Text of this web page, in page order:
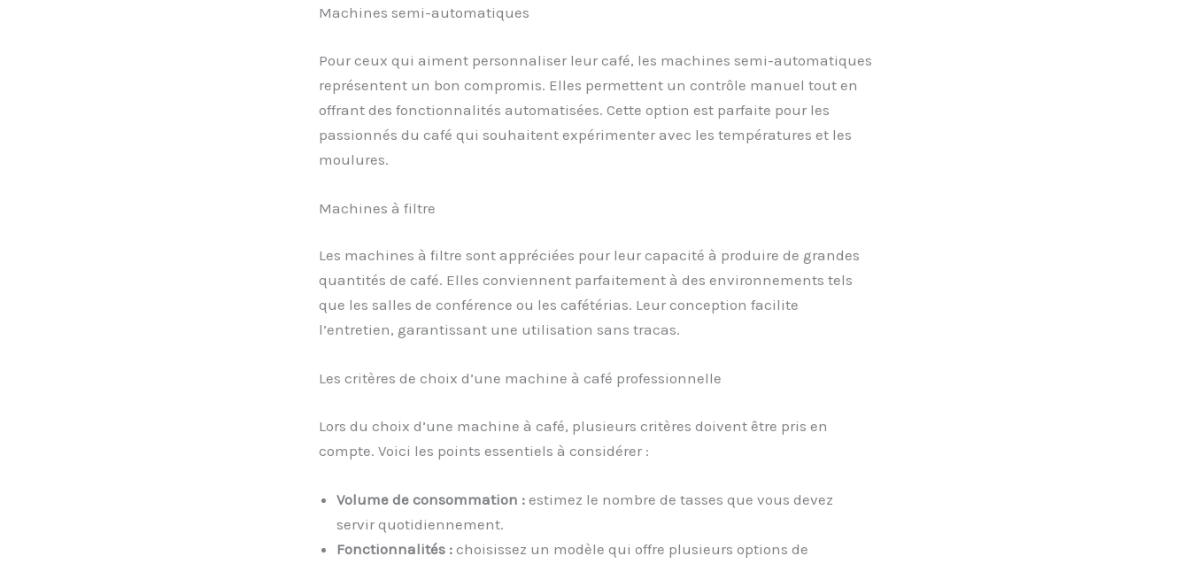
Machines semi-automatiques
Pour ceux qui aiment personnaliser leur café, les machines semi-automatiques
représentent un bon compromis. Elles permettent un contrôle manuel tout en
offrant des fonctionnalités automatisées. Cette option est parfaite pour les
passionnés du café qui souhaitent expérimenter avec les températures et les
moulures.
Machines à filtre
Les machines à filtre sont appréciées pour leur capacité à produire de grandes
quantités de café. Elles conviennent parfaitement à des environnements tels
que les salles de conférence ou les cafétérias. Leur conception facilite
l’entretien, garantissant une utilisation sans tracas.
Les critères de choix d’une machine à café professionnelle
Lors du choix d’une machine à café, plusieurs critères doivent être pris en
compte. Voici les points essentiels à considérer :
Volume de consommation :estimez le nombre de tasses que vous devez
servir quotidiennement.
Fonctionnalités :choisissez un modèle qui offre plusieurs options de